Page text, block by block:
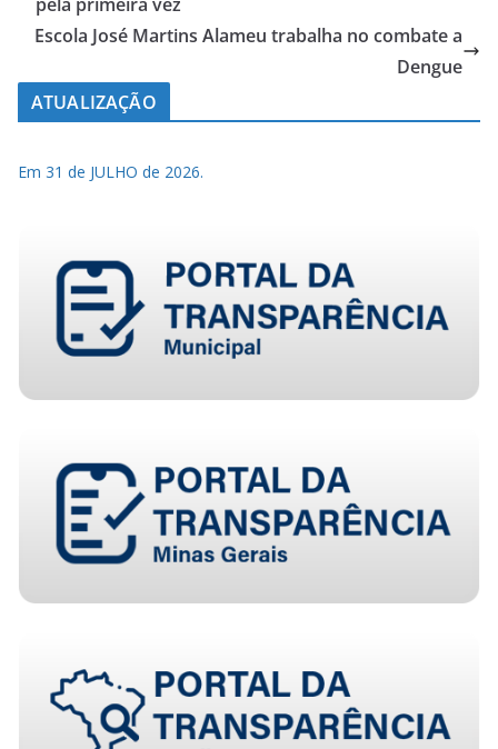
Escola José Martins Alameu trabalha no combate a
Dengue
ATUALIZAÇÃO
Em 31 de JULHO de 2026.